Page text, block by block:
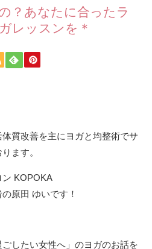
？あなたに合ったラ
レッスンを＊
質改善を主にヨガと均整術でサ
ます。
KOPOKA
原田 ゆいです！
したい女性へ」のヨガのお話を